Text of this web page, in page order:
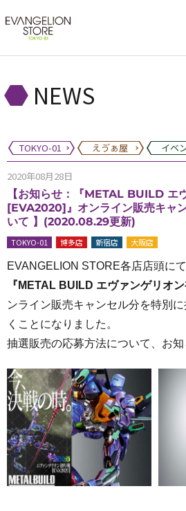
NEWS
TOKYO-01 えゔぁ屋 イベ
2020年08月28日
【お知らせ：『METAL BUILD エ
[EVA2020]』オンライン販売キャ
いて 】(2020.08.29更新)
TOKYO-01 博多店 新宿店 大阪店
EVANGELION STORE各店店頭にて
『METAL BUILD エヴァンゲリオ
ンライン販売キャンセル分を特別
くことになりました。
抽選販売の応募方法について、お知